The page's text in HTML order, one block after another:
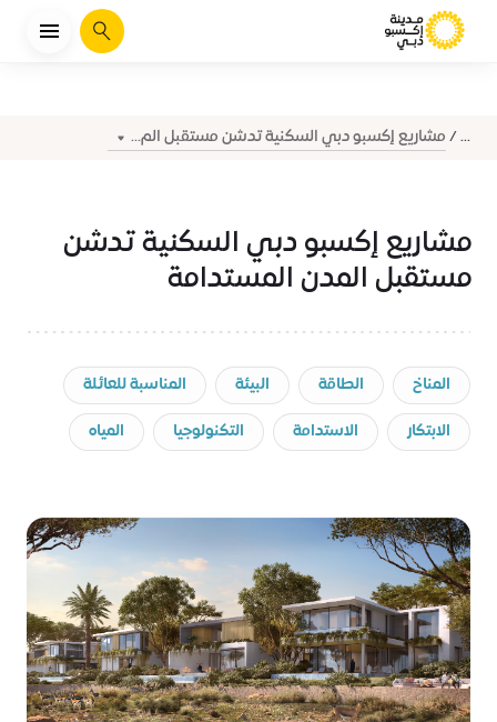
يبحث
... مشاريع إكسبو دبي السكنية تدشن مستقبل الم...
مشاريع إكسبو دبي السكنية تدشن
مستقبل المدن المستدامة
المناخ الطاقة البيئة المناسبة للعائلة
الابتكار الاستدامة التكنولوجيا المياه